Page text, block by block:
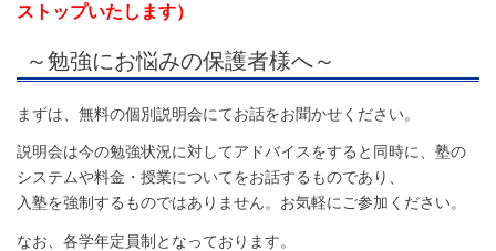
ストップいたします）
～勉強にお悩みの保護者様へ～
まずは、無料の個別説明会にてお話をお聞かせください。
説明会は今の勉強状況に対してアドバイスをすると同時に、塾の
システムや料金・授業についてをお話するものであり、
入塾を強制するものではありません。お気軽にご参加ください。
なお、各学年定員制となっております。